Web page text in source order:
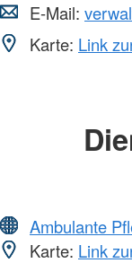
E-Mail:
Karte: Link
Ambulante
Karte: Link